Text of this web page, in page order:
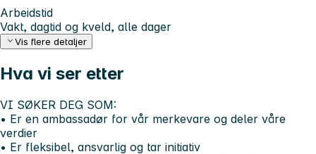
Arbeidstid
Vakt, dagtid og kveld, alle dager
Vis flere detaljer
Hva vi ser etter
VI SØKER DEG SOM:
• Er en ambassadør for vår merkevare og deler våre
verdier
• Er fleksibel, ansvarlig og tar initiativ